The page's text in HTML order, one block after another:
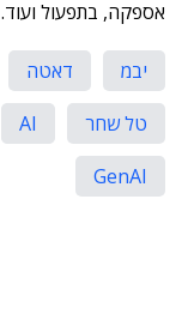
אספקה, בתפעול ועוד.
יבמ דאטה
טל שחר
AI
GenAI